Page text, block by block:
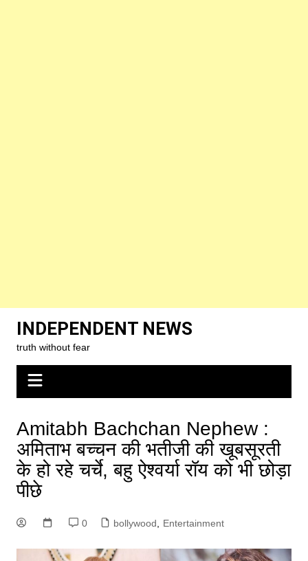
content
INDEPENDENT NEWS
truth without fear
Amitabh Bachchan Nephew :
अमिताभ बच्चन की भतीजी की खूबसूरती
के हो रहे चर्चे, बहु ऐश्वर्या रॉय को भी छोड़ा
पीछे
0 bollywood Entertainment